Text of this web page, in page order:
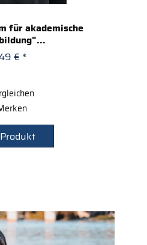
für akademische
€ *